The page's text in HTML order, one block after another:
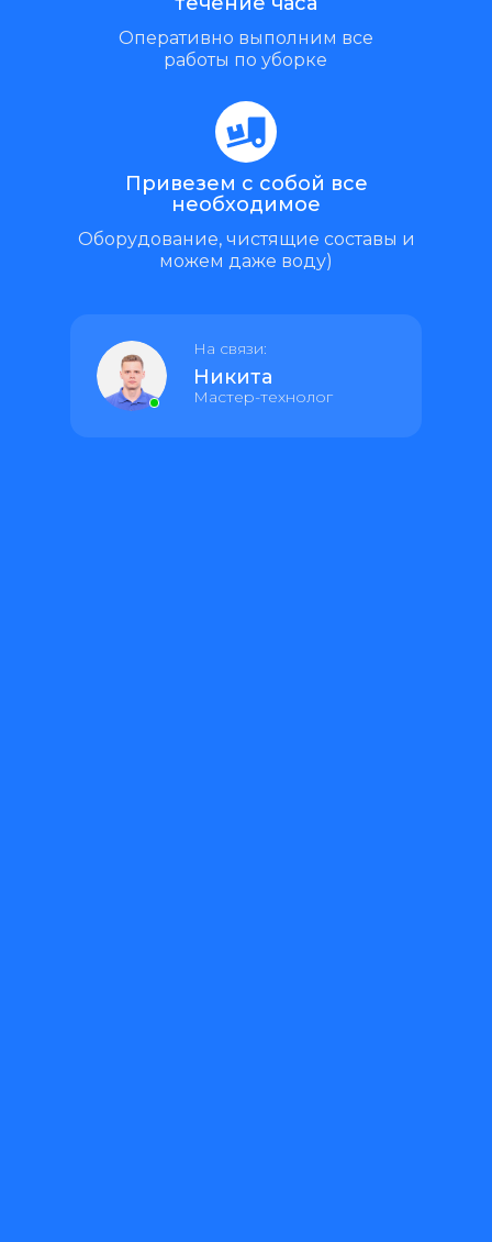
Оперативно выполним все
работы по уборке
Привезем с собой все
необходимое
Оборудование, чистящие составы и
можем даже воду)
На связи:
Никита
Мастер-технолог